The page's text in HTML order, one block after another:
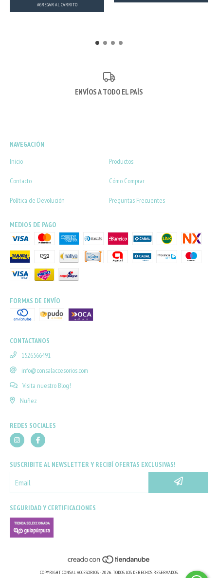
ENVÍOS A TODO EL PAÍS
NAVEGACIÓN
Inicio
Productos
Contacto Cómo Comprar
Política de Devolución Preguntas Frecuentes
MEDIOS DE PAGO
FORMAS DE ENVÍO
CONTACTANOS
1526566491
info@consalaccesorios.com
Visita nuestro Blog!
Nuñez
REDES SOCIALES
SUSCRIBITE AL NEWSLETTER Y RECIBÍ OFERTAS EXCLUSIVAS!
SEGURIDAD Y CERTIFICACIONES
COPYRIGHT CONSAL ACCESORIOS - 2026. TODOS LOS DERECHOS RESERVADOS.